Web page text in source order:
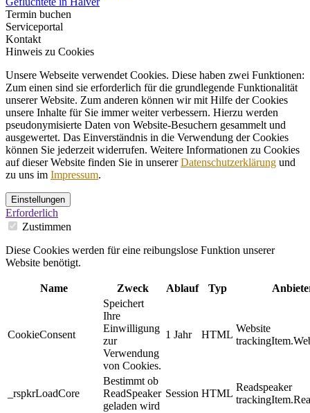
Termin buchen
Serviceportal
Kontakt
Hinweis zu Cookies
Unsere Webseite verwendet Cookies. Diese haben zwei Funktionen:
Zum einen sind sie erforderlich für die grundlegende Funktionalität
unserer Website. Zum anderen können wir mit Hilfe der Cookies
unsere Inhalte für Sie immer weiter verbessern. Hierzu werden
pseudonymisierte Daten von Website-Besuchern gesammelt und
ausgewertet. Das Einverständnis in die Verwendung der Cookies
können Sie jederzeit widerrufen. Weitere Informationen zu Cookies
auf dieser Website finden Sie in unsererDatenschutzerklärung und
zu uns im Impressum.
Einstellungen
Erforderlich
Zustimmen
Diese Cookies werden für eine reibungslose Funktion unserer
Website benötigt.
Name Zweck Ablauf Typ
CookieConsent
Speichert
Ihre
Einwilligung
zur
Verwendung
von Cookies.
1 Jahr HTML
Website
_rspkrLoadCore
Bestimmt ob
ReadSpeaker
geladen wird
Session HTML
Readspeaker